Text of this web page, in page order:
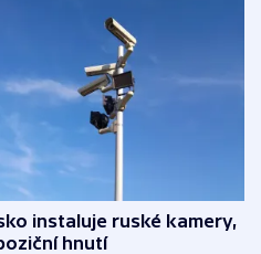
instaluje ruské kamery,
hnutí